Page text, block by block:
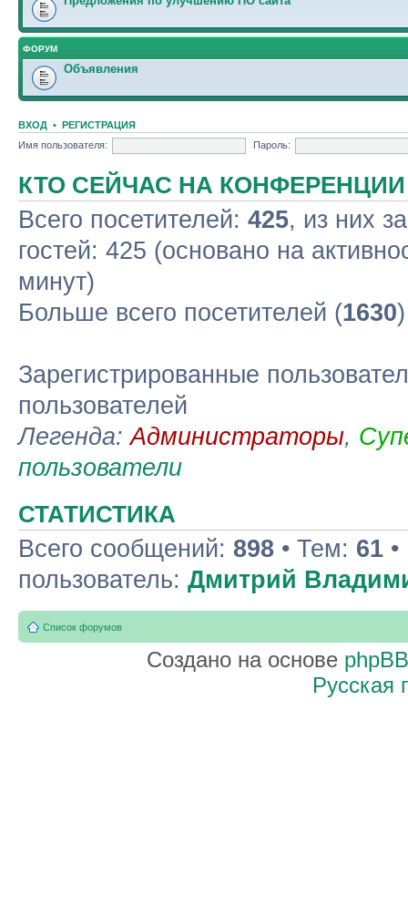
ФОРУМ
Объявления
ВХОД • РЕГИСТРАЦИЯ
Имя пользователя:
Пароль:
КТО СЕЙЧАС НА КОНФЕРЕНЦИИ
Всего посетителей: 425, из них
гостей: 425 (основано на
минут)
Больше всего посетителей (1630
Зарегистрированные
пользователей
Легенда:Администраторы,
пользователи
СТАТИСТИКА
Всего сообщений: 898 • Тем: 61
пользователь: Дмитрий
Список форумов
Создано на основе phpBB
Русская